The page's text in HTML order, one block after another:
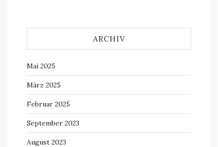
ARCHIV
Mai 2025
März 2025
Februar 2025
September 2023
August 2023